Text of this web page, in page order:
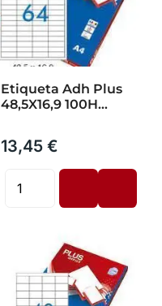
Etiqueta Adh Plus
48,5X16,9 100H
13,45 €